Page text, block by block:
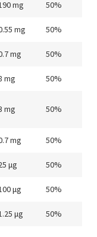
mg 50%
mg 50%
mg 50%
mg 50%
mg 50%
mg 50%
μg 50%
μg 50%
μg 50%